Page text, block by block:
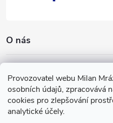
Provozovatel webu Milan
osobních údajů, zpracovává
cookies pro zlepšování
analytické účely.
O nás
Facebook